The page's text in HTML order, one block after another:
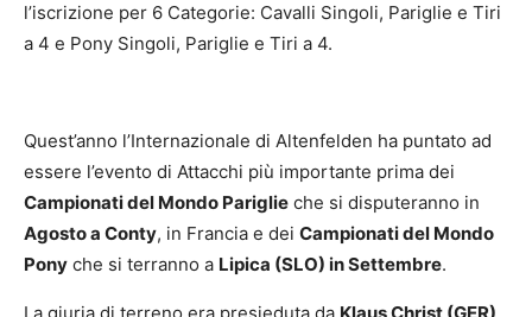
l’iscrizione per 6 Categorie: Cavalli Singoli, Pariglie e Tiri
a 4 e Pony Singoli, Pariglie e Tiri a 4.
Quest’anno l’Internazionale di Altenfelden ha puntato ad
essere l’evento di Attacchi più importante prima dei
Campionati del Mondo Pariglie che si disputeranno in
Agosto a Conty, in Francia e dei Campionati del Mondo
Pony che si terranno a Lipica (SLO) in Settembre.